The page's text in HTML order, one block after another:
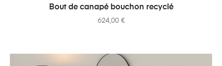
AJOUTER AU PANIER
Bout de canapé bouchon recyclé
624,00 €